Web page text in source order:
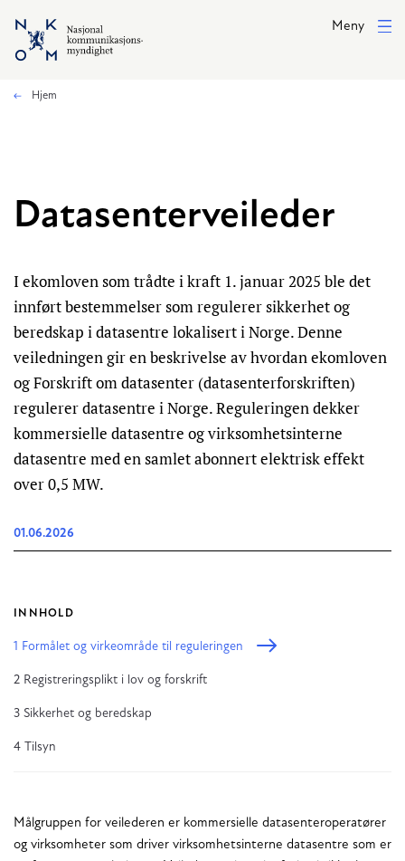
Hopp til hovedinnhold
Meny
Hjem
Datasenterveileder
I ekomloven som trådte i kraft 1. januar 2025 ble det
innført bestemmelser som regulerer sikkerhet og
beredskap i datasentre lokalisert i Norge. Denne
veiledningen gir en beskrivelse av hvordan ekomloven
og Forskrift om datasenter (datasenterforskriften)
regulerer datasentre i Norge. Reguleringen dekker
kommersielle datasentre og virksomhetsinterne
datasentre med en samlet abonnert elektrisk effekt
over 0,5 MW.
01.06.2026
INNHOLD
1 Formålet og virkeområde til reguleringen
2 Registreringsplikt i lov og forskrift
3 Sikkerhet og beredskap
4 Tilsyn
Målgruppen for veilederen er kommersielle datasenteroperatører
og virksomheter som driver virksomhetsinterne datasentre som er